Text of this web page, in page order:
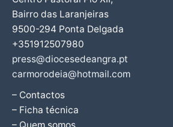
Bairro das Laranjeiras
9500-294 Ponta Delgada
+351912507980
press@diocesedeangra.pt
carmorodeia@hotmail.com
– Contactos
– Ficha técnica
– Quem somos